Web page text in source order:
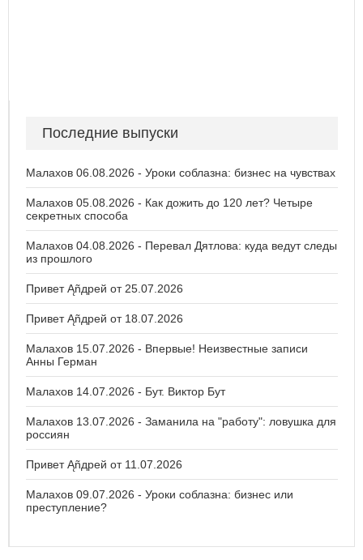
Последние выпуски
Малахов 06.08.2026 - Уроки соблазна: бизнес на чувствах
Малахов 05.08.2026 - Как дожить до 120 лет? Четыре
секретных способа
Малахов 04.08.2026 - Перевал Дятлова: куда ведут следы
из прошлого
Привет Ąñдpей от 25.07.2026
Привет Ąñдpей от 18.07.2026
Малахов 15.07.2026 - Впервые! Неизвестные записи
Анны Герман
Малахов 14.07.2026 - Бут. Виктор Бут
Малахов 13.07.2026 - Заманила на "работу": ловушка для
россиян
Привет Ąñдpей от 11.07.2026
Малахов 09.07.2026 - Уроки соблазна: бизнес или
преступление?